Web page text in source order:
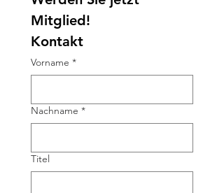
Mitglied!
Kontakt
Vorname *
Nachname *
Titel